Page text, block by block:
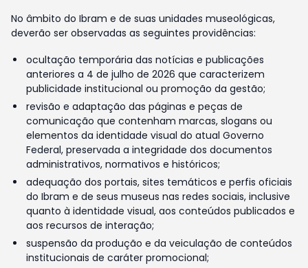
No âmbito do Ibram e de suas unidades museológicas,
deverão ser observadas as seguintes providências:
ocultação temporária das notícias e publicações
anteriores a 4 de julho de 2026 que caracterizem
publicidade institucional ou promoção da gestão;
revisão e adaptação das páginas e peças de
comunicação que contenham marcas, slogans ou
elementos da identidade visual do atual Governo
Federal, preservada a integridade dos documentos
administrativos, normativos e históricos;
adequação dos portais, sites temáticos e perfis oficiais
do Ibram e de seus museus nas redes sociais, inclusive
quanto à identidade visual, aos conteúdos publicados e
aos recursos de interação;
suspensão da produção e da veiculação de conteúdos
institucionais de caráter promocional;